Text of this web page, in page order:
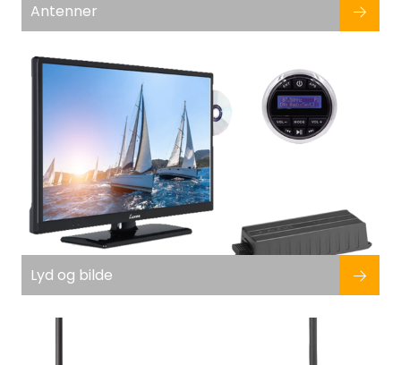
Antenner
Lyd og bilde